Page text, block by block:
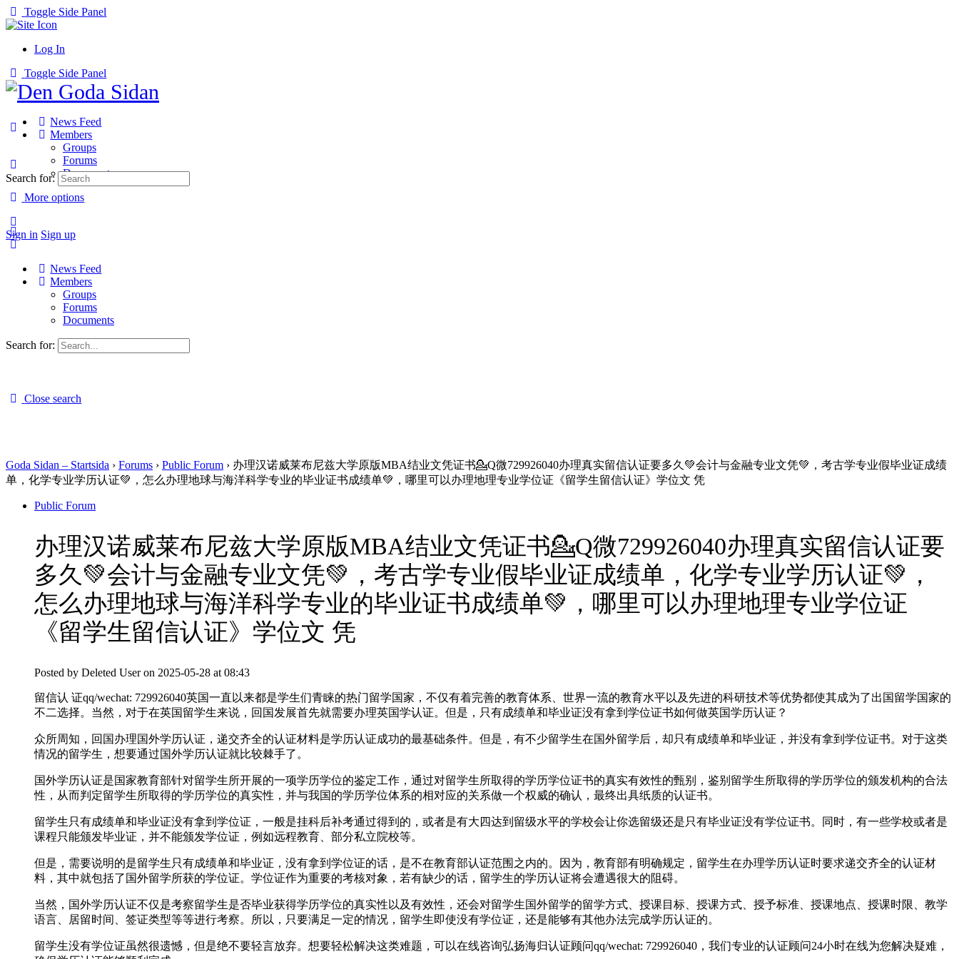
Toggle Side Panel
Log In
Toggle Side Panel
News Feed
Members
Groups
Forums
Documents
More options
Sign in Sign up
Search for:
News Feed
Members
Groups
Forums
Documents
Search for:
Close search
Goda Sidan – Startsida › Forums › Public Forum › 办理汉诺威莱布尼兹大学原版MBA结业文凭证书💁Q微729926040办理真实留信认证要多久💚会计与金融专业文凭💚，考古学专业假毕业证成绩
单，化学专业学历认证💚，怎么办理地球与海洋科学专业的毕业证书成绩单💚，哪里可以办理地理专业学位证《留学生留信认证》学位文 凭
Public Forum
办理汉诺威莱布尼兹大学原版MBA结业文凭证书💁Q微729926040办理真实留信认证要
多久💚会计与金融专业文凭💚，考古学专业假毕业证成绩单，化学专业学历认证💚，
怎么办理地球与海洋科学专业的毕业证书成绩单💚，哪里可以办理地理专业学位证
《留学生留信认证》学位文 凭
Posted by Deleted User on 2025-05-28 at 08:43
留信认 证qq/wechat: 729926040英国一直以来都是学生们青睐的热门留学国家，不仅有着完善的教育体系、世界一流的教育水平以及先进的科研技术等优势都使其成为了出国留学国家的
不二选择。当然，对于在英国留学生来说，回国发展首先就需要办理英国学认证。但是，只有成绩单和毕业证没有拿到学位证书如何做英国学历认证？
众所周知，回国办理国外学历认证，递交齐全的认证材料是学历认证成功的最基础条件。但是，有不少留学生在国外留学后，却只有成绩单和毕业证，并没有拿到学位证书。对于这类
情况的留学生，想要通过国外学历认证就比较棘手了。
国外学历认证是国家教育部针对留学生所开展的一项学历学位的鉴定工作，通过对留学生所取得的学历学位证书的真实有效性的甄别，鉴别留学生所取得的学历学位的颁发机构的合法
性，从而判定留学生所取得的学历学位的真实性，并与我国的学历学位体系的相对应的关系做一个权威的确认，最终出具纸质的认证书。
留学生只有成绩单和毕业证没有拿到学位证，一般是挂科后补考通过得到的，或者是有大四达到留级水平的学校会让你选留级还是只有毕业证没有学位证书。同时，有一些学校或者是
课程只能颁发毕业证，并不能颁发学位证，例如远程教育、部分私立院校等。
但是，需要说明的是留学生只有成绩单和毕业证，没有拿到学位证的话，是不在教育部认证范围之内的。因为，教育部有明确规定，留学生在办理学历认证时要求递交齐全的认证材
料，其中就包括了国外留学所获的学位证。学位证作为重要的考核对象，若有缺少的话，留学生的学历认证将会遭遇很大的阻碍。
当然，国外学历认证不仅是考察留学生是否毕业获得学历学位的真实性以及有效性，还会对留学生国外留学的留学方式、授课目标、授课方式、授予标准、授课地点、授课时限、教学
语言、居留时间、签证类型等等进行考察。所以，只要满足一定的情况，留学生即使没有学位证，还是能够有其他办法完成学历认证的。
留学生没有学位证虽然很遗憾，但是绝不要轻言放弃。想要轻松解决这类难题，可以在线咨询弘扬海归认证顾问qq/wechat: 729926040，我们专业的认证顾问24小时在线为您解决疑难，